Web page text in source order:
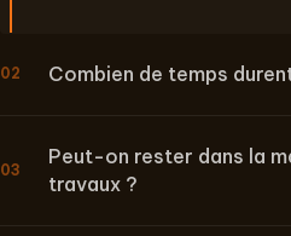
02 Combien de temps
03
Peut-on rester dans la
travaux ?